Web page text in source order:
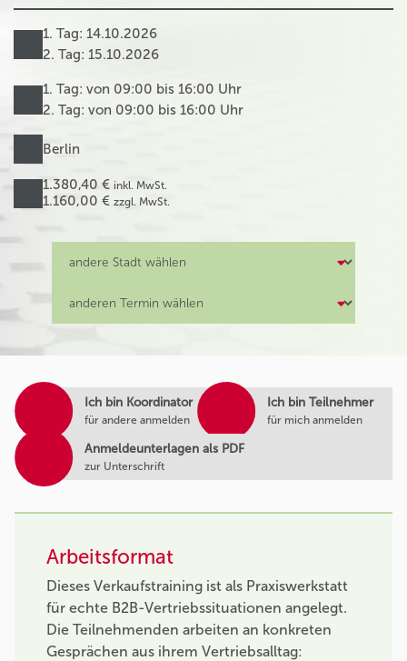
1. Tag: 14.10.2026
2. Tag: 15.10.2026
1. Tag: von 09:00 bis 16:00 Uhr
2. Tag: von 09:00 bis 16:00 Uhr
Berlin
1.380,40 € inkl. MwSt.
1.160,00 € zzgl. MwSt.
Arbeitsformat
Dieses Verkaufstraining ist als Praxiswerkstatt
für echte B2B-Vertriebssituationen angelegt.
Die Teilnehmenden arbeiten an konkreten
Gesprächen aus ihrem Vertriebsalltag:
Ich bin Koordinator
für andere anmelden
Ich bin Teilnehmer
für mich anmelden
Anmeldeunterlagen als PDF
zur Unterschrift